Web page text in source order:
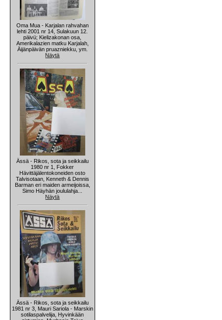
Oma Mua - Karjalan rahvahan
lehti 2001 nr 14, Sulakuun 12.
päivü; Kielizakonan osa,
Amerikalazien matku Karjalah,
Äijänpäivän pruazniekku, ym.
Näytä
Ässä - Rikos, sota ja seikkailu
1980 nr 1, Fokker
Hävittäjälentokoneiden osto
Talvisotaan, Kenneth & Dennis
Barman eri maiden armeijoissa,
Simo Häyhän joululahja...
Näytä
Ässä - Rikos, sota ja seikkailu
1981 nr 3, Mauri Sariola - Marskin
sotilaspalvelija, Hyvinkään